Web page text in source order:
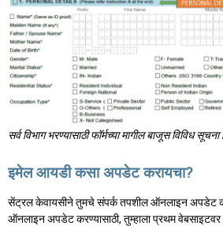
सर्व विभाग भरण्यासाठी फॉर्मच्या मागील बाजूस विविध
इमेल आयडी कसा अपडेट करायचा?
सेंट्रल केवायसीने तुमचे संपर्क तपशील ऑनलाइन
ऑनलाइन अपडेट करण्यासाठी, तुम्हाला प्रथम